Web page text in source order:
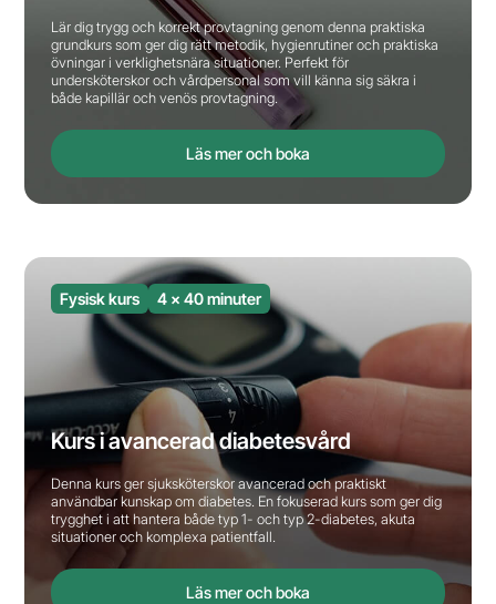
Lär dig trygg och korrekt provtagning genom denna praktiska
grundkurs som ger dig rätt metodik, hygienrutiner och praktiska
övningar i verklighetsnära situationer. Perfekt för
undersköterskor och vårdpersonal som vill känna sig säkra i
både kapillär och venös provtagning.
Läs mer och boka
Fysisk kurs 4 x 40 minuter
Kurs i avancerad diabetesvård
Denna kurs ger sjuksköterskor avancerad och praktiskt
användbar kunskap om diabetes. En fokuserad kurs som ger dig
trygghet i att hantera både typ 1- och typ 2-diabetes, akuta
situationer och komplexa patientfall.
Läs mer och boka